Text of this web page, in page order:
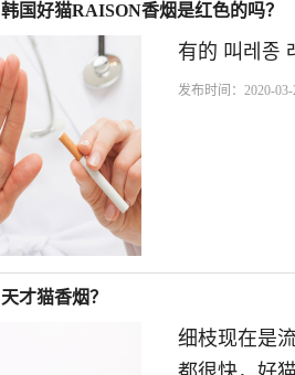
韩国好猫RAISON香烟是红色的吗？
有的 叫레종
发布时间：2020-
天才猫香烟？
细枝现在是